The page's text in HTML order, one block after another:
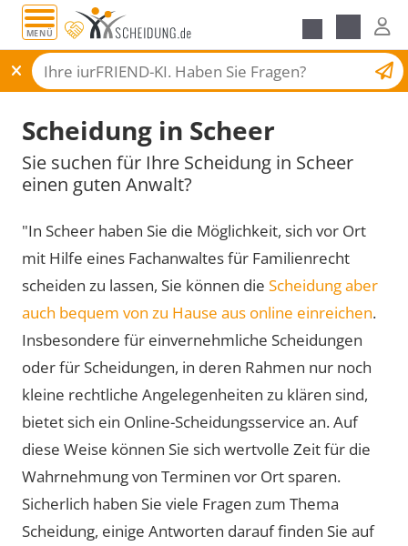
MENÜ
Scheidungsantrag
Scheidung in Scheer
Sie suchen für Ihre Scheidung in Scheer
einen guten Anwalt?
"In Scheer haben Sie die Möglichkeit, sich vor Ort
mit Hilfe eines Fachanwaltes für Familienrecht
scheiden zu lassen, Sie können die Scheidung aber
auch bequem von zu Hause aus online einreichen.
Insbesondere für einvernehmliche Scheidungen
oder für Scheidungen, in deren Rahmen nur noch
kleine rechtliche Angelegenheiten zu klären sind,
bietet sich ein Online-Scheidungsservice an. Auf
diese Weise können Sie sich wertvolle Zeit für die
Wahrnehmung von Terminen vor Ort sparen.
Sicherlich haben Sie viele Fragen zum Thema
Scheidung, einige Antworten darauf finden Sie auf